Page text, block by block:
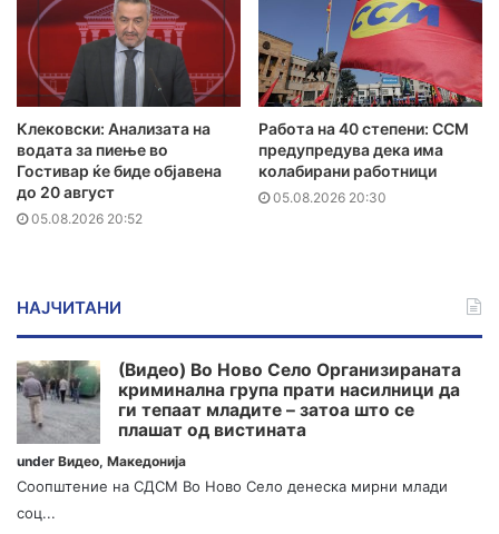
Клековски: Анализата на
водата за пиење во
Гостивар ќе биде објавена
до 20 август
05.08.2026 20:52
Работа на 40 степени: ССМ
предупредува дека има
колабирани работници
05.08.2026 20:30
НАЈЧИТАНИ
(Видео) Во Ново Село Организираната
криминална група прати насилници да
ги тепаат младите – затоа што се
плашат од вистината
under Видео, Македонија
Соопштение на СДСМ Во Ново Село денеска мирни млади
соц...